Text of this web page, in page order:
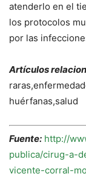
atenderlo en el
los protocolos
por las
Artículos
huérfanas,salud
Fuente: http://
publica/cirug-a-
vicente-corral-